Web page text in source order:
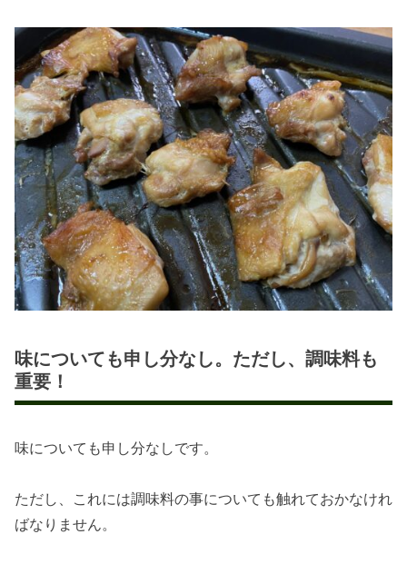
味についても申し分なし。ただし、調味料も
重要！
味についても申し分なしです。
ただし、これには調味料の事についても触れておかなけれ
ばなりません。